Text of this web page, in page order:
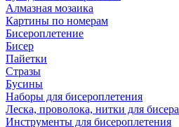
Алмазная мозаика
Картины по номерам
Бисероплетение
Бисер
Пайетки
Стразы
Бусины
Наборы для бисероплетения
Леска, проволока, нитки для бисера
Инструменты для бисероплетения